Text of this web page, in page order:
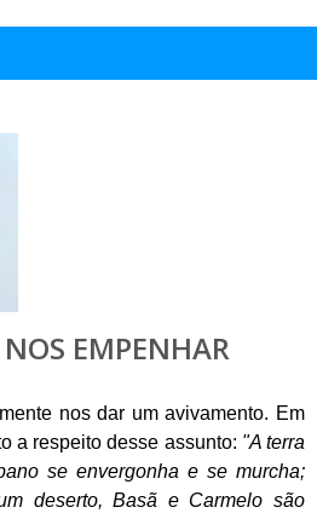
EMPENHAR
nos dar um avivamento. Em
a respeito desse assunto: "A terra
se envergonha e se murcha;
deserto, Basã e Carmelo são